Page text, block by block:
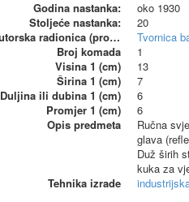
Godina nastanka:
oko 1930
Stoljeće nastanka:
20
Autorska radionica (proizvođač)
Tvornica
Broj komada
1
Visina 1 (cm)
13
Širina 1 (cm)
7
Duljina ili dubina 1 (cm)
6
Promjer 1 (cm)
6
Opis predmeta
Ručna
glava
Duž širih
kuka za
Tehnika izrade